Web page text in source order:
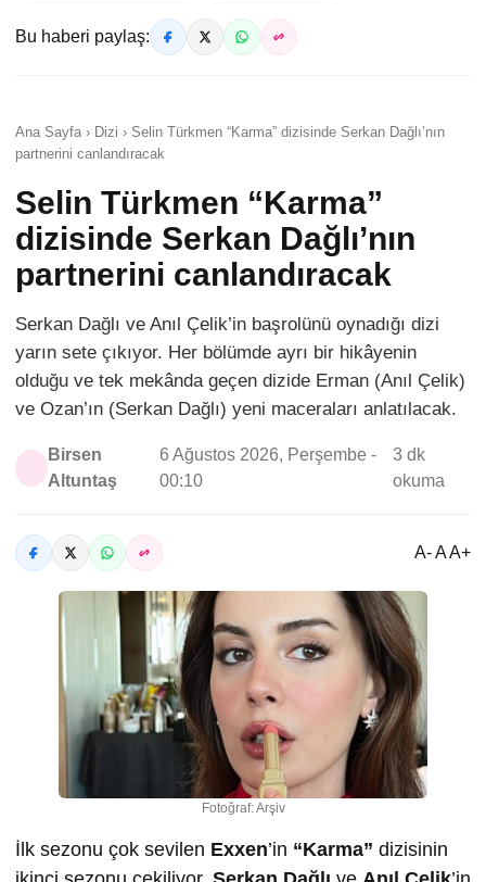
Bu haberi paylaş:
Ana Sayfa › Dizi › Selin Türkmen “Karma” dizisinde Serkan Dağlı’nın
partnerini canlandıracak
Selin Türkmen “Karma”
dizisinde Serkan Dağlı’nın
partnerini canlandıracak
Serkan Dağlı ve Anıl Çelik’in başrolünü oynadığı dizi
yarın sete çıkıyor. Her bölümde ayrı bir hikâyenin
olduğu ve tek mekânda geçen dizide Erman (Anıl Çelik)
ve Ozan’ın (Serkan Dağlı) yeni maceraları anlatılacak.
Birsen
Altuntaş
6 Ağustos 2026, Perşembe -
00:10
3 dk
okuma
A- A A+
Fotoğraf: Arşiv
İlk sezonu çok sevilen Exxen’in “Karma” dizisinin